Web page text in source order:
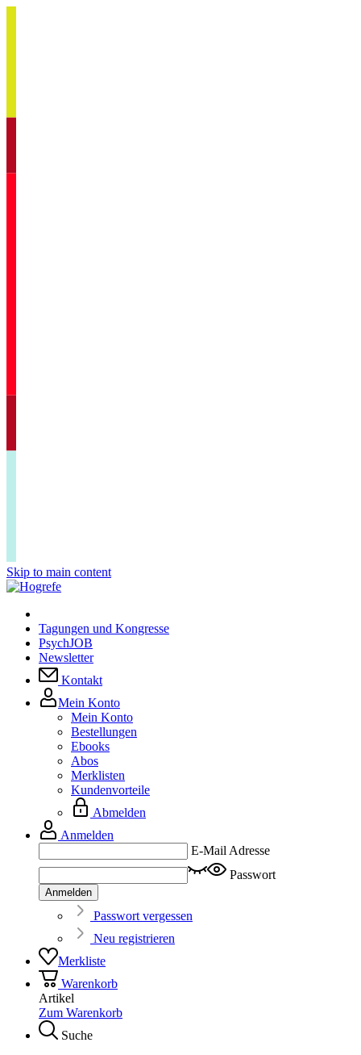
Skip to main content
Tagungen und Kongresse
PsychJOB
Newsletter
Kontakt
Mein Konto
Mein Konto
Bestellungen
Ebooks
Abos
Merklisten
Kundenvorteile
Abmelden
Anmelden
E-Mail Adresse
Passwort
Anmelden
Passwort vergessen
Neu registrieren
Merkliste
Warenkorb
Artikel
Zum Warenkorb
Suche